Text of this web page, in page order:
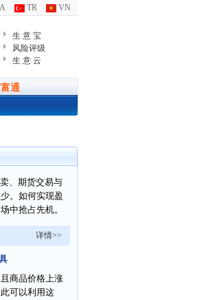
TR VN
生 意 宝
风险评级
生 意 云
通
、期货交易与
。如何实现盈
中抢占先机。
详情>>
商品价格上涨
可以利用这